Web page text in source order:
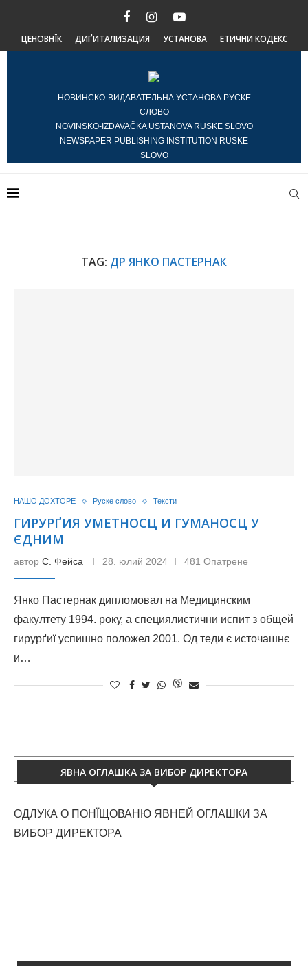
ЦЕНОВНЇК ДИҐИТАЛИЗАЦИЯ УСТАНОВА ЕТИЧНИ КОДЕКС
НОВИНСКО-ВИДАВАТЕЛЬНА УСТАНОВА РУСКЕ
СЛОВО
NOVINSKO-IZDAVAČKA USTANOVA RUSKE SLOVO
NEWSPAPER PUBLISHING INSTITUTION RUSKE
SLOVO
TAG: ДР ЯНКО ПАСТЕРНАК
НАШО ДОХТОРЕ Руске слово Тексти
ГИРУРҐИЯ УМЕТНОСЦ И ГУМАНОСЦ У
ЄДНИМ
автор С. Фейса 28. юлий 2024 481 Опатрене
Янко Пастернак дипломовал на Медицинским
факултету 1994. року, а специялистични испит з общей
гирурґиї успишно положел 2001. Од теди є источашнє
и…
ЯВНА ОГЛАШКА ЗА ВИБОР ДИРЕКТОРА
ОДЛУКА О ПОНЇЩОВАНЮ ЯВНЕЙ ОГЛАШКИ ЗА
ВИБОР ДИРЕКТОРА